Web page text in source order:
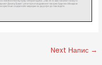
Next Напис →